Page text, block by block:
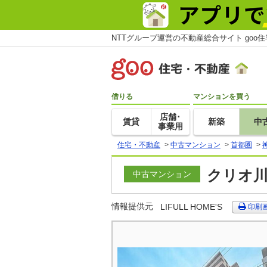
NTTグループ運営の不動産総合サイト goo
借りる
賃貸
店舗･
事業用
マンションを買う
新築 中
住宅・不動産 > 中古マンション > 首都圏 >
中古マンション クリオ
情報提供元 LIFULL HOME'S 印刷